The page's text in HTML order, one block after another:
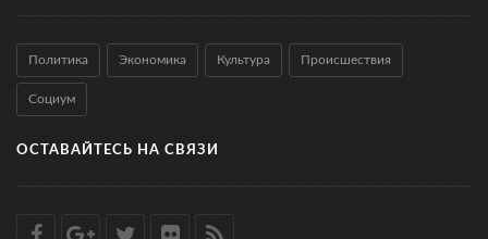
Политика Экономика Культура Происшествия
Социум
ОСТАВАЙТЕСЬ НА СВЯЗИ